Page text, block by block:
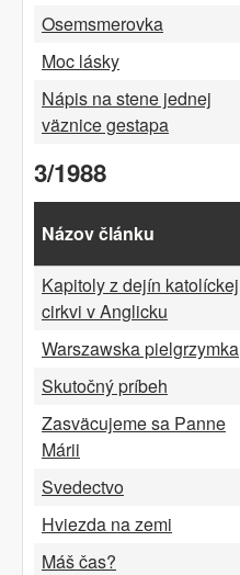
Osemsmerovka
Moc lásky
Nápis na stene jednej
väznice gestapa
3/1988
Názov článku
Kapitoly z dejín katolíckej
cirkvi v Anglicku
Warszawska pielgrzymka
Skutočný príbeh
Zasväcujeme sa Panne
Márii
Svedectvo
Hviezda na zemi
Máš čas?